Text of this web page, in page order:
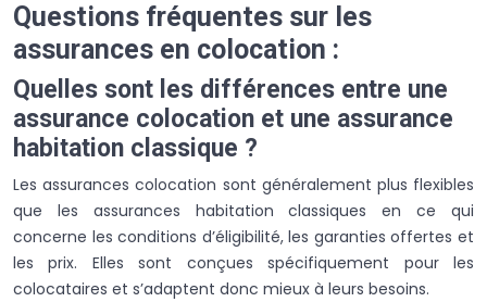
Questions fréquentes sur les
assurances en colocation :
Quelles sont les différences entre une
assurance colocation et une assurance
habitation classique ?
Les assurances colocation sont généralement plus flexibles
que les assurances habitation classiques en ce qui
concerne les conditions d’éligibilité, les garanties offertes et
les prix. Elles sont conçues spécifiquement pour les
colocataires et s’adaptent donc mieux à leurs besoins.